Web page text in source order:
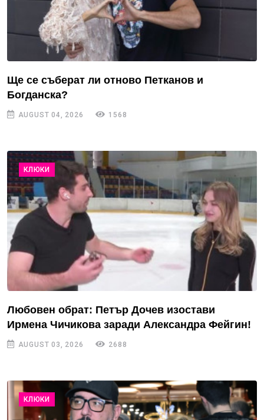
Ще се съберат ли отново Петканов и
Богданска?
AUGUST 04, 2026 1568
КЛЮКИ
Любовен обрат: Петър Дочев изостави
Ирмена Чичикова заради Александра Фейгин!
AUGUST 03, 2026 2688
КЛЮКИ